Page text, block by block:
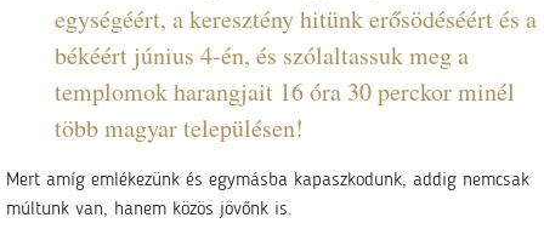
egységéért, a keresztény hitünk erősödéséért és a
békéért június 4-én, és szólaltassuk meg a
templomok harangjait 16 óra 30 perckor minél
több magyar településen!
Mert amíg emlékezünk és egymásba kapaszkodunk, addig nemcsak
múltunk van, hanem közös jövőnk is.